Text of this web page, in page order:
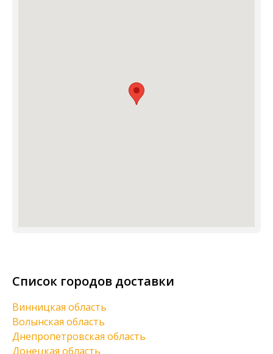
Список городов доставки
Винницкая область
Волынская область
Днепропетровская область
Донецкая область